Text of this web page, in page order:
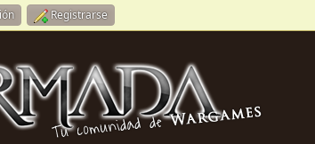
Registrarse